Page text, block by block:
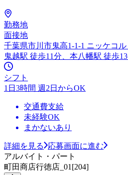
勤務地
面接地
千葉県市川市鬼高1-1-1 ニッケコ
鬼越駅 徒歩11分、本八幡駅 徒歩
シフト
1日3時間 週2日からOK
交通費支給
未経験OK
まかないあり
詳細を見る
応募画面に進む
アルバイト・パート
町田商店行徳店_01[204]